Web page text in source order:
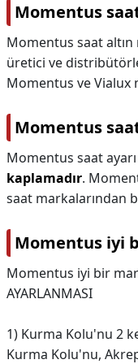
Momentus
Momentus saat altın
üretici ve
Momentus ve Vialux
Momentus saat
Momentus saat ayarı
kaplamadır.
saat markalarından
Momentus iyi
Momentus iyi bir
AYARLANMASI
1) Kurma Kolu'nu 2
Kurma Kolu'nu,